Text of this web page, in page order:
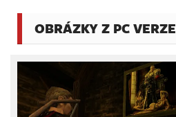
OBRÁZKY Z PC VERZE